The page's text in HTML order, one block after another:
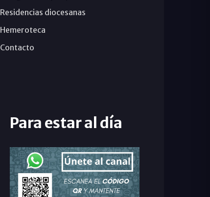
Residencias diocesanas
Hemeroteca
Contacto
Para estar al día